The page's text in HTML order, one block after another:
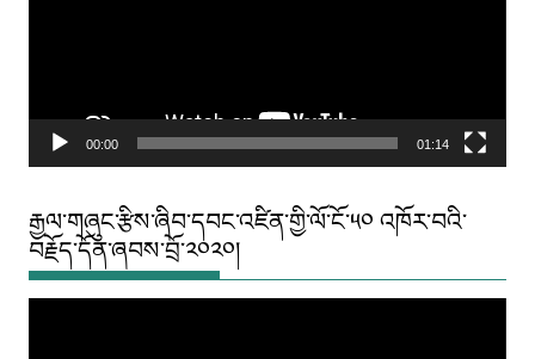
00:00 01:14
རྒྱལ་གཞུང་རྩིས་ཞིབ་དབང་འཛིན་གྱི་ལོ་ངོ་༥༠ འཁོར་བའི་
བརྗོད་དོན་ཞབས་བྲོ་༢༠༢༠།